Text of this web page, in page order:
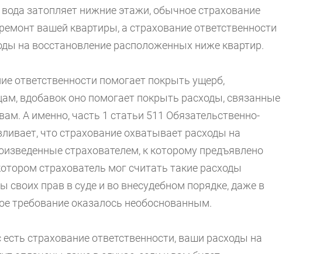
затопляет нижние этажи, обычное страхование
вашей квартиры, а страхование ответственности
на восстановление расположенных ниже квартир.
ответственности помогает покрыть ущерб,
вдобавок оно помогает покрыть расходы, связанные
А именно, часть 1 статьи 511 Обязательственно-
что страхование охватывает расходы на
страхователем, к которому предъявлено
страхователь мог считать такие расходы
прав в суде и во внесудебном порядке, даже в
требование оказалось необоснованным.
страхование ответственности, ваши расходы на